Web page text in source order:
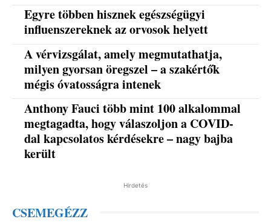
Egyre többen hisznek egészségügyi
influenszereknek az orvosok helyett
A vérvizsgálat, amely megmutathatja,
milyen gyorsan öregszel – a szakértők
mégis óvatosságra intenek
Anthony Fauci több mint 100 alkalommal
megtagadta, hogy válaszoljon a COVID-
dal kapcsolatos kérdésekre – nagy bajba
került
Hirdetés
CSEMEGÉZZ